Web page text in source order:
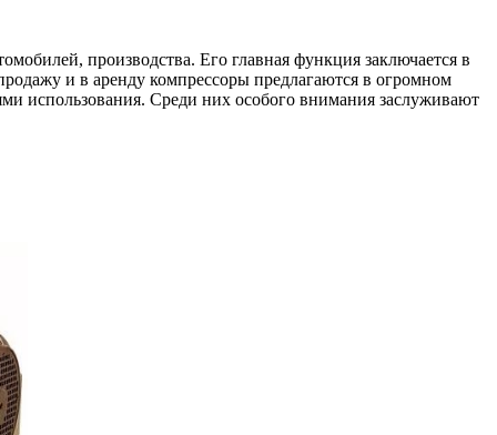
производства. Его главная функция заключается в
и в аренду компрессоры предлагаются в огромном
использования. Среди них особого внимания заслуживают